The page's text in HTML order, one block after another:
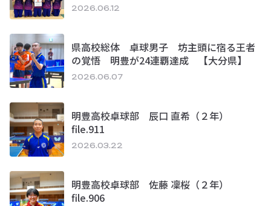
2026.06.12
県高校総体 卓球男子 坊主頭に宿る王者
の覚悟 明豊が24連覇達成 【大分県】
2026.06.07
明豊高校卓球部 辰口 直希（２年）
file.911
2026.03.22
明豊高校卓球部 佐藤 凜桜（２年）
file.906